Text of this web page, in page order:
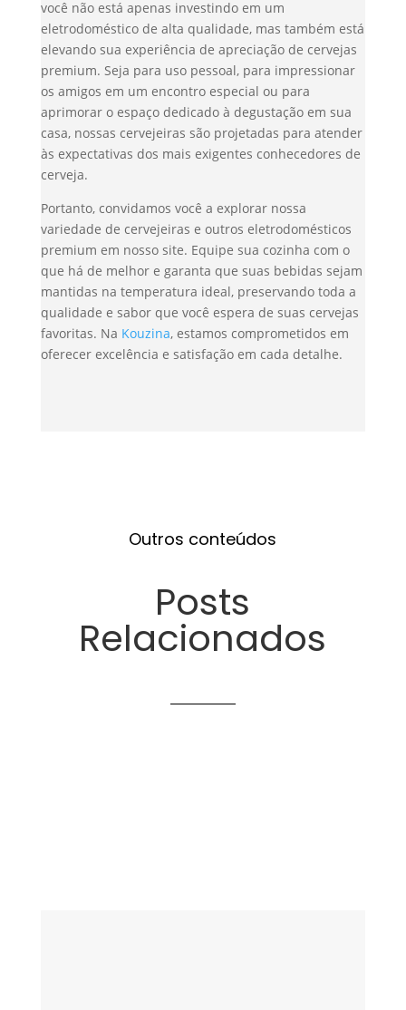
você não está apenas investindo em um
eletrodoméstico de alta qualidade, mas também está
elevando sua experiência de apreciação de cervejas
premium. Seja para uso pessoal, para impressionar
os amigos em um encontro especial ou para
aprimorar o espaço dedicado à degustação em sua
casa, nossas cervejeiras são projetadas para atender
às expectativas dos mais exigentes conhecedores de
cerveja.
Portanto, convidamos você a explorar nossa
variedade de cervejeiras e outros eletrodomésticos
premium em nosso site. Equipe sua cozinha com o
que há de melhor e garanta que suas bebidas sejam
mantidas na temperatura ideal, preservando toda a
qualidade e sabor que você espera de suas cervejas
favoritas. Na Kouzina, estamos comprometidos em
oferecer excelência e satisfação em cada detalhe.
Outros conteúdos
Posts
Relacionados